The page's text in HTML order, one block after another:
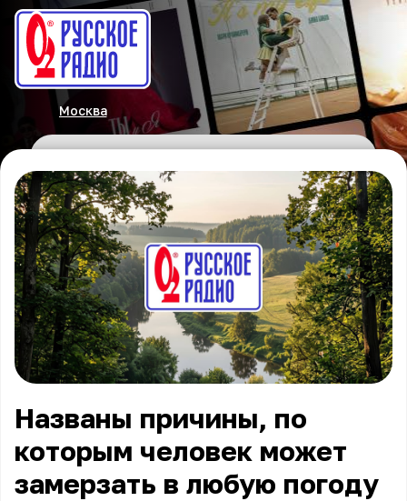
Москва
Названы причины, по
которым человек может
замерзать в любую погоду